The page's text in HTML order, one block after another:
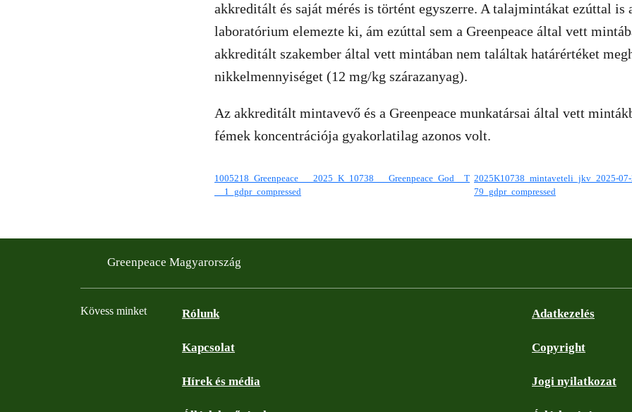
akkreditált és saját mérés is történt egyszerre. A talajmintákat ezúttal is
laboratórium elemezte ki, ám ezúttal sem a Greenpeace által vett
akkreditált szakember által vett mintában nem találtak határértéket
nikkelmennyiséget (12 mg/kg szárazanyag).
Az akkreditált mintavevő és a Greenpeace munkatársai által vett
fémek koncentrációja gyakorlatilag azonos volt.
1005218_Greenpeace___2025_K_10738___Greenpeace_God__T
__1_gdpr_compressed
2025K10738_mintaveteli_jkv_2025-
79_gdpr_compressed
Greenpeace Magyarország
Kövess minket Rólunk
Kapcsolat
Hírek és média
Adatkezelés
Copyright
Jogi nyilatkozat